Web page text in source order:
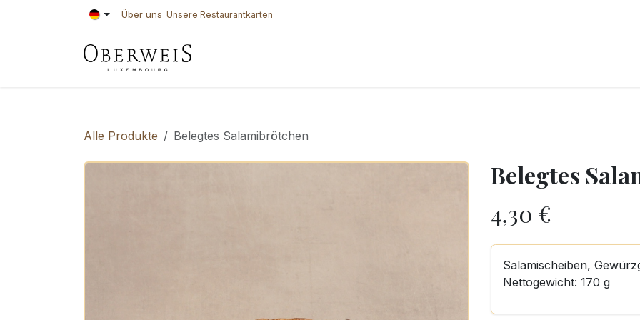
Zum Inhalt springen Über uns Unsere Restaurantkarten
Alle Produkte Belegtes Salamibrötchen
Belegtes
4,30 €
Salamischeiben,
Nettogewicht: 170 g